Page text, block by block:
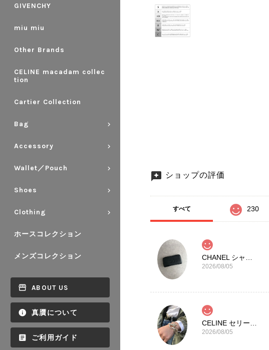
GIVENCHY
miu miu
Other Brands
CELINE macadam collec
tion
Cartier Collection
Bag
Accessory
Wallet／Pouch
Shoes
Clothing
ホースコレクション
メンズコレクション
ABOUT US
真贋について
ご利用ガイド
ショップの評価
すべて 230
2026/08/05
2026/08/05